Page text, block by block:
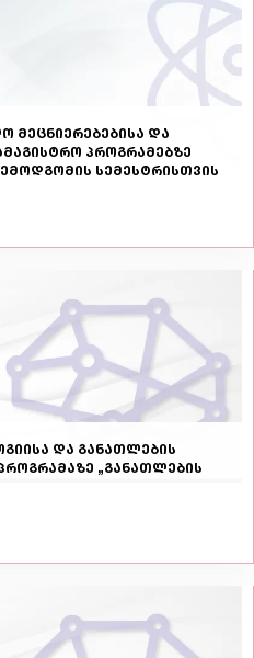
მეცნიერებებისა და
პროგრამებზე
სემესტრისთვის
და განათლების
„განათლების